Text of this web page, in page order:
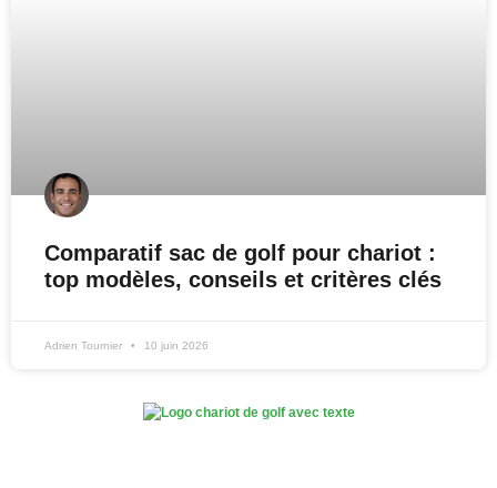
Comparatif sac de golf pour chariot :
top modèles, conseils et critères clés
Adrien Tournier 10 juin 2026